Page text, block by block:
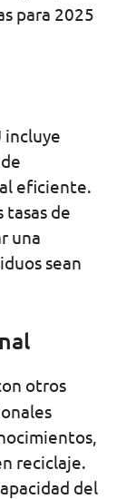
para 2025
incluye
eficiente.
tasas de
una
sean
otros
reciclaje.
del